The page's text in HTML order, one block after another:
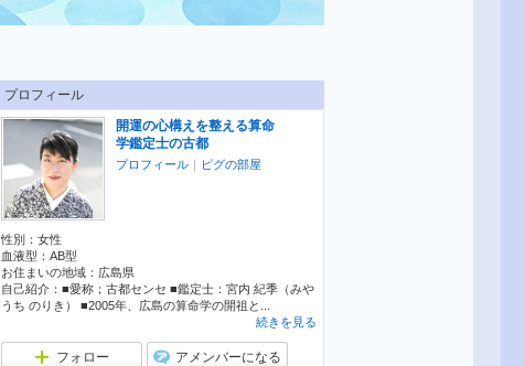
プロフィール
開運の心構えを整える算命
学鑑定士の古都
プロフィール ｜ ピグの部屋
性別： 女性
血液型： AB型
お住まいの地域： 広島県
自己紹介：■愛称；古都センセ ■鑑定士：宮内 紀季（みや
うち のりき） ■2005年、広島の算命学の開祖と...
続きを見る
フォロー アメンバーになる